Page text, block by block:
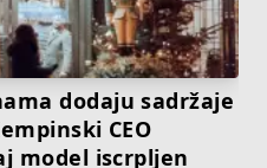
dodaju sadržaje
CEO
model iscrpljen